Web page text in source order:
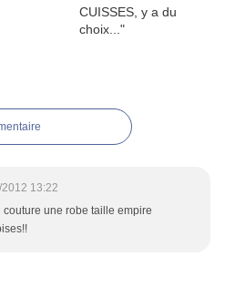
13:22
une robe taille empire